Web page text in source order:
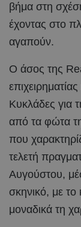
βήμα στη
έχοντας στο
αγαπούν.
Ο άσος της
Κυκλάδες για
από τα φώτα
που
τελετή
Αυγούστου,
σκηνικό, με το
μοναδικά τη